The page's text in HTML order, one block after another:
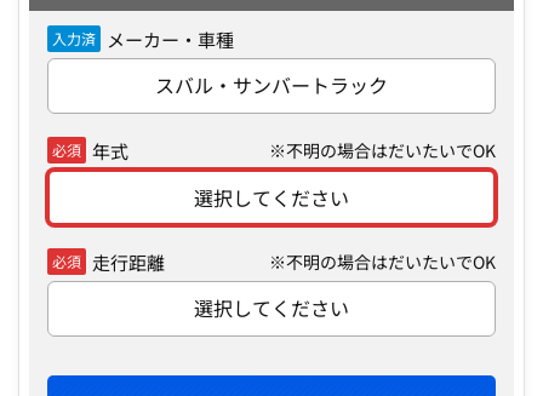
入力済 メーカー・車種
スバル・サンバートラック
必須 年式 ※不明の場合はだいたいでOK
選択してください
必須 走行距離 ※不明の場合はだいたいでOK
選択してください